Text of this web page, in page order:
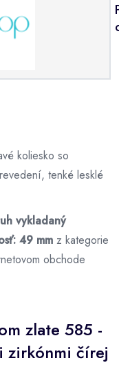
koliesko so
tenké lesklé
vykladaný
49 mm z kategorie
obchode
zlate 585 -
zirkónmi čírej